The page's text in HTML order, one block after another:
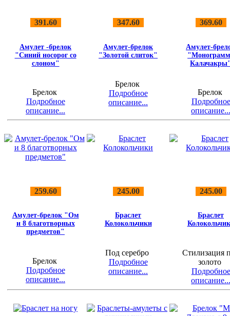
391.60
Амулет -брелок
"Синий носорог со
слоном"
Брелок
Подробное
описание...
347.60
Амулет-брелок
"Золотой слиток"
Брелок
Подробное
описание...
369.60
Амулет-
Брелок
Подробное
259.60
Амулет-брелок "Ом
и 8 благотворных
предметов"
Брелок
Подробное
описание...
245.00
Браслет
Колокольчики
Под серебро
Подробное
описание...
245.00
Браслет
Стилизация
золото
Подробное